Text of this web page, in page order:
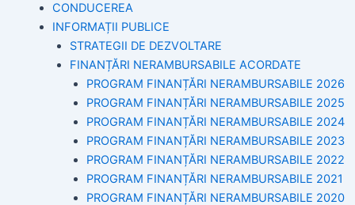
CONDUCEREA
INFORMAȚII PUBLICE
STRATEGII DE DEZVOLTARE
FINANȚĂRI NERAMBURSABILE ACORDATE
PROGRAM FINANȚĂRI NERAMBURSABILE 2026
PROGRAM FINANȚĂRI NERAMBURSABILE 2025
PROGRAM FINANȚĂRI NERAMBURSABILE 2024
PROGRAM FINANȚĂRI NERAMBURSABILE 2023
PROGRAM FINANȚĂRI NERAMBURSABILE 2022
PROGRAM FINANȚĂRI NERAMBURSABILE 2021
PROGRAM FINANȚĂRI NERAMBURSABILE 2020